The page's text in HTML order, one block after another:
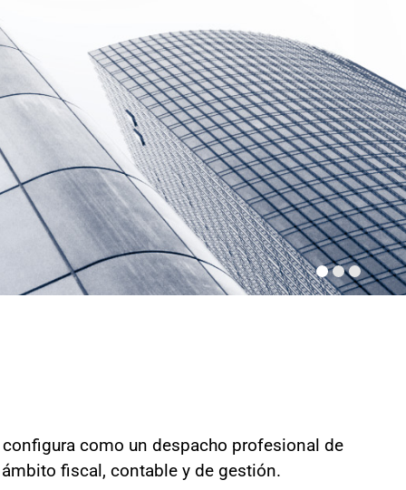
como un despacho profesional de
fiscal, contable y de gestión.